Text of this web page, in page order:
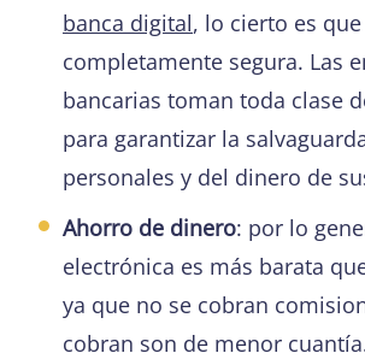
banca digital, lo cierto es
completamente segura. Las
bancarias toman toda clase
para garantizar la
personales y del dinero de
Ahorro de dinero: por lo
electrónica es más barata
ya que no se cobran
cobran son de menor